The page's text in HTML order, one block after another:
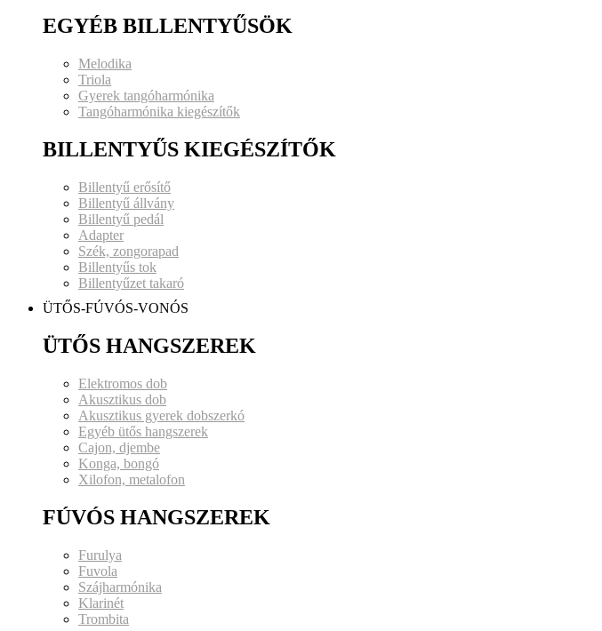
EGYÉB BILLENTYŰSÖK
Melodika
Triola
Gyerek tangóharmónika
Tangóharmónika kiegészítők
BILLENTYŰS KIEGÉSZÍTŐK
Billentyű erősítő
Billentyű állvány
Billentyű pedál
Adapter
Szék, zongorapad
Billentyűs tok
Billentyűzet takaró
ÜTŐS-FÚVÓS-VONÓS
ÜTŐS HANGSZEREK
Elektromos dob
Akusztikus dob
Akusztikus gyerek dobszerkó
Egyéb ütős hangszerek
Cajon, djembe
Konga, bongó
Xilofon, metalofon
FÚVÓS HANGSZEREK
Furulya
Fuvola
Szájharmónika
Klarinét
Trombita